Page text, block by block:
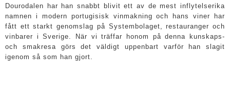
Dourodalen har han snabbt blivit ett av de mest inflytelserika
namnen i modern portugisisk vinmakning och hans viner har
fått ett starkt genomslag på Systembolaget, restauranger och
vinbarer i Sverige. När vi träffar honom på denna kunskaps-
och smakresa görs det väldigt uppenbart varför han slagit
igenom så som han gjort.